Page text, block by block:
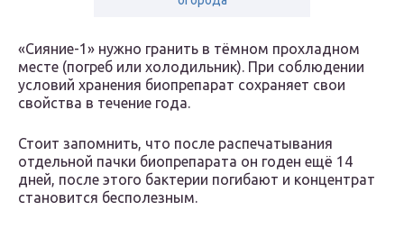
«Сияние-1» нужно гранить в тёмном прохладном
месте (погреб или холодильник). При соблюдении
условий хранения биопрепарат сохраняет свои
свойства в течение года.
Стоит запомнить, что после распечатывания
отдельной пачки биопрепарата он годен ещё 14
дней, после этого бактерии погибают и концентрат
становится бесполезным.